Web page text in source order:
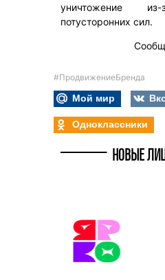
уничтожение
потусторонних сил.
#ПродвижениеБренда
Мой мир
Одноклассники
НОВЫЕ